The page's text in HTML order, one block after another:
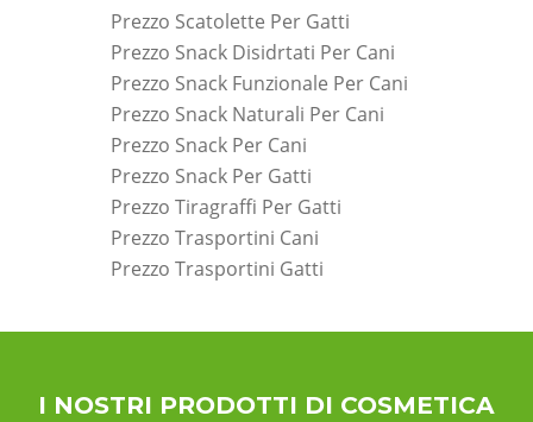
Prezzo Scatolette Per Gatti
Prezzo Snack Disidrtati Per Cani
Prezzo Snack Funzionale Per Cani
Prezzo Snack Naturali Per Cani
Prezzo Snack Per Cani
Prezzo Snack Per Gatti
Prezzo Tiragraffi Per Gatti
Prezzo Trasportini Cani
Prezzo Trasportini Gatti
I NOSTRI PRODOTTI DI COSMETICA